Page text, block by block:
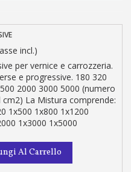
incl.)
per vernice e carrozzeria.
e progressive. 180 320
2000 3000 5000 (numero
cm2) La Mistura comprende:
1x500 1x800 1x1200
1x3000 1x5000
Al Carrello